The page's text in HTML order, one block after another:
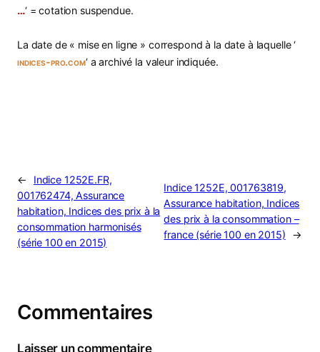
…‘ = cotation suspendue.
La date de « mise en ligne » correspond à la date à laquelle ‘
indices-pro.com‘ a archivé la valeur indiquée.
←
Indice 1252E.FR,
001762474, Assurance
habitation, Indices des prix à la
consommation harmonisés
(série 100 en 2015)
Indice 1252E, 001763819,
Assurance habitation, Indices
des prix à la consommation –
france (série 100 en 2015)
→
Commentaires
Laisser un commentaire